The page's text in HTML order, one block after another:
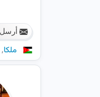
أرسل
ملكا,